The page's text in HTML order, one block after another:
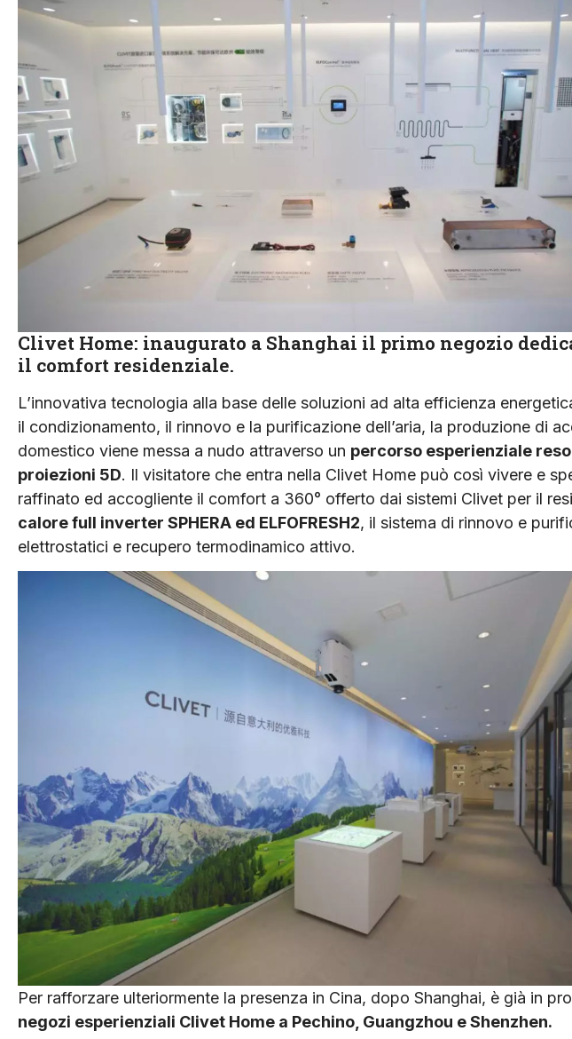
Clivet Home: inaugurato a Shanghai il primo negozio
il comfort residenziale.
L’innovativa tecnologia alla base delle soluzioni ad alta efficienza
il condizionamento, il rinnovo e la purificazione dell’aria, la produzione di
domestico viene messa a nudo attraverso un percorso esperienziale
proiezioni 5D. Il visitatore che entra nella Clivet Home può così vivere e
raffinato ed accogliente il comfort a 360° offerto dai sistemi Clivet per il
calore full inverter SPHERA ed ELFOFRESH2, il sistema di rinnovo e
elettrostatici e recupero termodinamico attivo.
Per rafforzare ulteriormente la presenza in Cina, dopo Shanghai, è già in
negozi esperienziali Clivet Home a Pechino, Guangzhou e Shenzhen.